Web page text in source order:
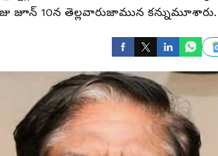
10న తెల్లవారుజామున కన్నుమూశారు.